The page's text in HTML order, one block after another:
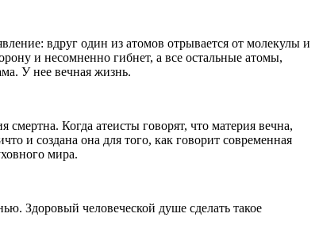
вдруг один из атомов отрывается от молекулы и
и несомненно гибнет, а все остальные атомы,
У нее вечная жизнь.
Когда атеисты говорят, что материя вечна,
и создана она для того, как говорит современная
мира.
Здоровый человеческой душе сделать такое